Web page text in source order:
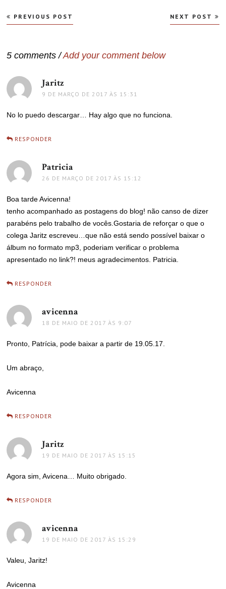
Navegação
de
PREVIOUS POST NEXT POST
5 comments /Add your comment below
Jaritz
9 DE MARÇO DE 2017 ÀS 15:31
No lo puedo descargar… Hay algo que no funciona.
RESPONDER
Patricia
26 DE MARÇO DE 2017 ÀS 15:12
Boa tarde Avicenna!
tenho acompanhado as postagens do blog! não canso de dizer
parabéns pelo trabalho de vocês.Gostaria de reforçar o que o
colega Jaritz escreveu…que não está sendo possível baixar o
álbum no formato mp3, poderiam verificar o problema
apresentado no link?! meus agradecimentos. Patricia.
RESPONDER
avicenna
18 DE MAIO DE 2017 ÀS 9:07
Pronto, Patrícia, pode baixar a partir de 19.05.17.
Um abraço,
Avicenna
RESPONDER
Jaritz
19 DE MAIO DE 2017 ÀS 15:15
Agora sim, Avicena… Muito obrigado.
RESPONDER
avicenna
19 DE MAIO DE 2017 ÀS 15:29
Valeu, Jaritz!
Avicenna